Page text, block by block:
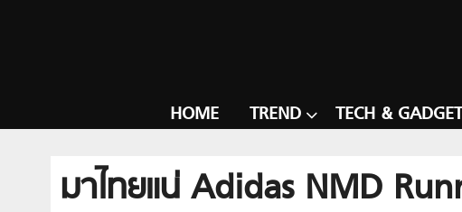
HOME TREND TECH & GADGET
มาไทยแน่ Adidas NMD